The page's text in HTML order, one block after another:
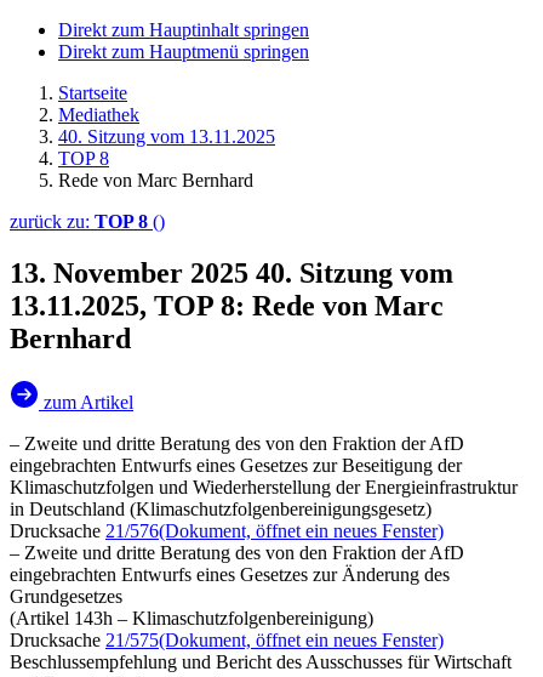
Direkt zum Hauptinhalt springen
Direkt zum Hauptmenü springen
Startseite
Mediathek
40. Sitzung vom 13.11.2025
TOP 8
Rede von Marc Bernhard
zurück zu: TOP 8 ()
13. November 2025 40. Sitzung vom
13.11.2025, TOP 8: Rede von Marc
Bernhard
zum Artikel
– Zweite und dritte Beratung des von den Fraktion der AfD
eingebrachten Entwurfs eines Gesetzes zur Beseitigung der
Klimaschutzfolgen und Wiederherstellung der Energieinfrastruktur
in Deutschland (Klimaschutzfolgenbereinigungsgesetz)
Drucksache 21/576(Dokument, öffnet ein neues Fenster)
– Zweite und dritte Beratung des von den Fraktion der AfD
eingebrachten Entwurfs eines Gesetzes zur Änderung des
Grundgesetzes
(Artikel 143h – Klimaschutzfolgenbereinigung)
Drucksache 21/575(Dokument, öffnet ein neues Fenster)
Beschlussempfehlung und Bericht des Ausschusses für Wirtschaft